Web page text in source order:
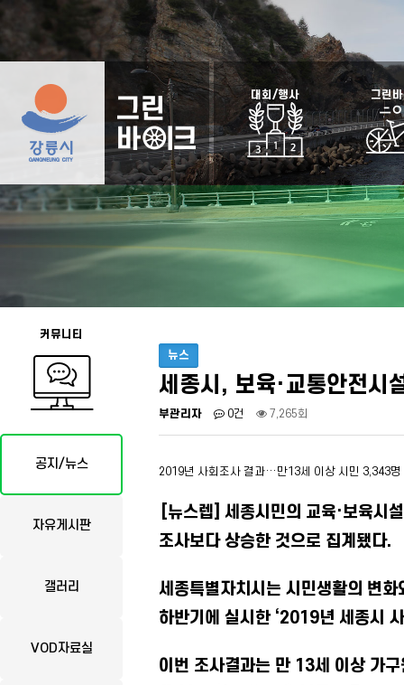
대회/행사 그린
커뮤니티
공지/뉴스
자유게시판
갤러리
VOD자료실
뉴스
세종시, 보육·교통안전시
부관리자 0건 7,265회
2019년 사회조사 결과…만13세 이상 시민 3,343명
[뉴스렙] 세종시민의 교육·보육시
조사보다 상승한 것으로 집계됐다.
세종특별자치시는 시민생활의 변
하반기에 실시한 ‘2019년 세종시
이번 조사결과는 만 13세 이상 가